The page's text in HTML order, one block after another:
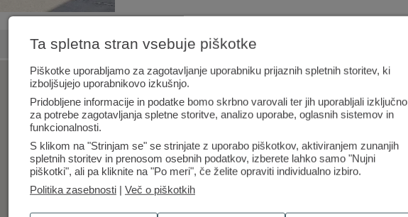
Ta spletna stran vsebuje piškotke
Piškotke uporabljamo za zagotavljanje uporabniku prijaznih spletnih storitev, ki
izboljšujejo uporabnikovo izkušnjo.
Pridobljene informacije in podatke bomo skrbno varovali ter jih uporabljali izključno
za potrebe zagotavljanja spletne storitve, analizo uporabe, oglasnih sistemov in
funkcionalnosti.
S klikom na "Strinjam se" se strinjate z uporabo piškotkov, aktiviranjem zunanjih
spletnih storitev in prenosom osebnih podatkov, izberete lahko samo "Nujni
piškotki", ali pa kliknite na "Po meri", če želite opraviti individualno izbiro.
Politika zasebnosti | Več o piškotkih